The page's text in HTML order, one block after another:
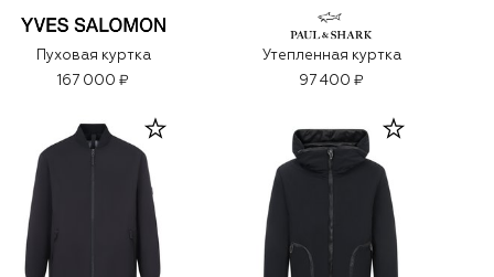
Пуховая куртка
167 000 ₽
Утепленная куртка
97 400 ₽